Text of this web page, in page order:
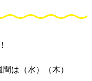
は（水）（木）